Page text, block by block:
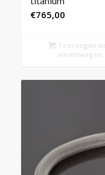
€765,00
Toevoegen
winkelwagen